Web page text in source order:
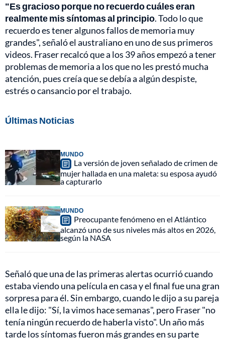
"Es gracioso porque no recuerdo cuáles eran
realmente mis síntomas al principio. Todo lo que
recuerdo es tener algunos fallos de memoria muy
grandes", señaló el australiano en uno de sus primeros
videos. Fraser recalcó que a los 39 años empezó a tener
problemas de memoria a los que no les prestó mucha
atención, pues creía que se debía a algún despiste,
estrés o cansancio por el trabajo.
Últimas Noticias
MUNDO
La versión de joven señalado de crimen de
mujer hallada en una maleta: su esposa ayudó
a capturarlo
MUNDO
Preocupante fenómeno en el Atlántico
alcanzó uno de sus niveles más altos en 2026,
según la NASA
Señaló que una de las primeras alertas ocurrió cuando
estaba viendo una película en casa y el final fue una gran
sorpresa para él. Sin embargo, cuando le dijo a su pareja
ella le dijo: "Sí, la vimos hace semanas", pero Fraser "no
tenía ningún recuerdo de haberla visto". Un año más
tarde los síntomas fueron más grandes en su parte